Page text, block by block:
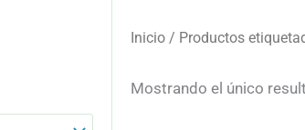
Inicio / Productos
Mostrando el único